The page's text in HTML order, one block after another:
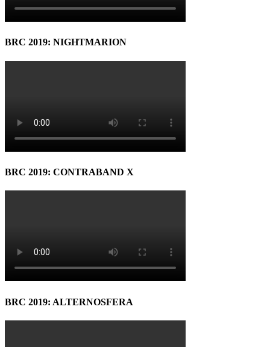
BRC 2019: NIGHTMARION
BRC 2019: CONTRABAND X
BRC 2019: ALTERNOSFERA